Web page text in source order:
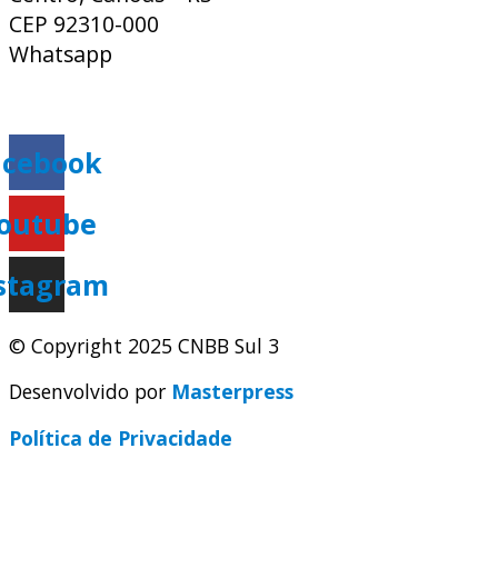
CEP 92310-000
Whatsapp
© Copyright 2025 CNBB Sul 3
Desenvolvido por Masterpress
Política de Privacidade